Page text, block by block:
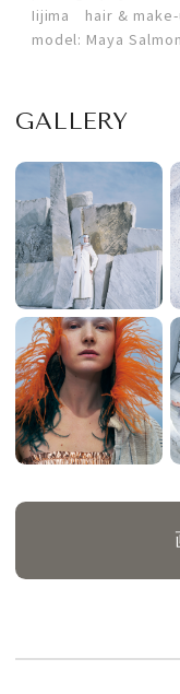
Iijima hair & make-
model: Maya
GALLERY